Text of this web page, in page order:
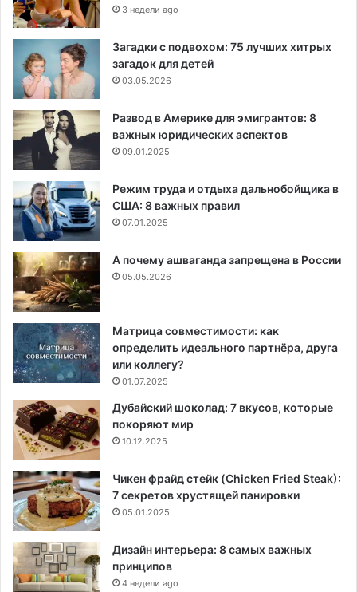
3 недели ago
Загадки с подвохом: 75 лучших хитрых
загадок для детей
03.05.2026
Развод в Америке для эмигрантов: 8
важных юридических аспектов
09.01.2025
Режим труда и отдыха дальнобойщика в
США: 8 важных правил
07.01.2025
А почему ашваганда запрещена в России
05.05.2026
Матрица совместимости: как
определить идеального партнёра, друга
или коллегу?
01.07.2025
Дубайский шоколад: 7 вкусов, которые
покоряют мир
10.12.2025
Чикен фрайд стейк (Chicken Fried Steak):
7 секретов хрустящей панировки
05.01.2025
Дизайн интерьера: 8 самых важных
принципов
4 недели ago